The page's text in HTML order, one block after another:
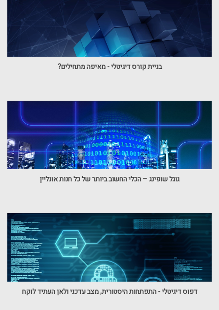
בניית קורס דיגיטלי - מאיפה מתחילים?
גוגל שופינג – הכלי החשוב ביותר של כל חנות אונליין
דפוס דיגיטלי - התפתחות היסטורית, מצב עדכני ולאן העתיד לוקח